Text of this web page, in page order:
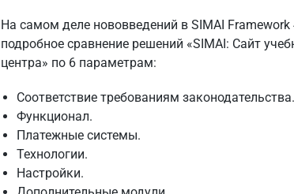
На самом деле нововведений в SIMAI
подробное сравнение решений «SIMAI: Сайт
центра» по 6 параметрам:
Соответствие требованиям законодательства.
Функционал.
Платежные системы.
Технологии.
Настройки.